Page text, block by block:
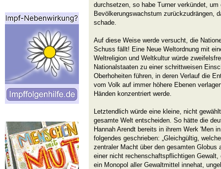
durchsetzen, so habe Turner verkündet,
Bevölkerungswachstum zurückzudrängen,
schade.
Auf diese Weise werde versucht, die
Schuss fällt! Eine Neue Weltordnung mit
Weltreligion und Weltkultur würde
Nationalstaaten zu einer schrittweisen
Oberhoheiten führen, in deren Verlauf die
vom Volk auf immer höhere Ebenen
Händen konzentriert werde.
Letztendlich würde eine kleine, nicht
gesamte Welt entscheiden. So hätte die
Hannah Arendt bereits in ihrem Werk 'Men
folgendes geschrieben: „Gleichgültig,
zentraler Macht über den gesamten Globus
einer nicht rechenschaftspflichtigen
ein Monopol aller Gewaltmittel innehat,